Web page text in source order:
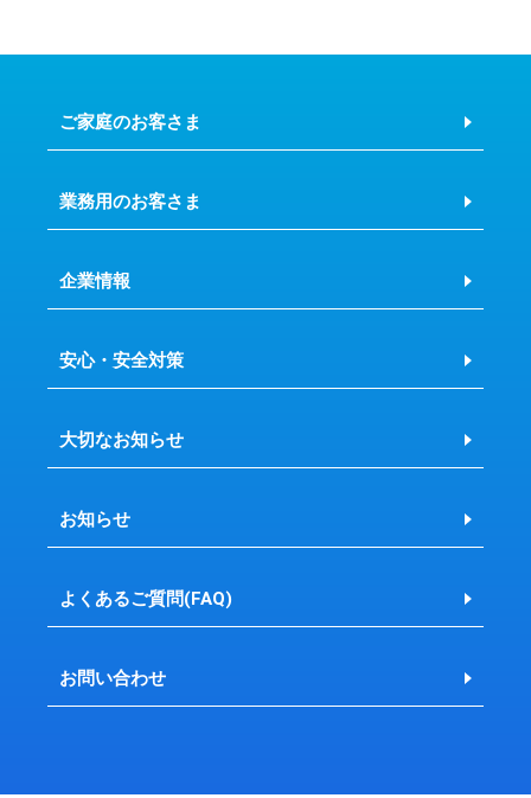
ご家庭のお客さま
業務用のお客さま
企業情報
安心・安全対策
大切なお知らせ
お知らせ
よくあるご質問(FAQ)
お問い合わせ